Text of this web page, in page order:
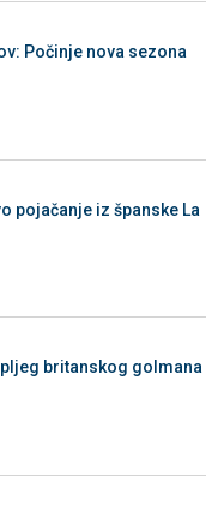
Počinje nova sezona
pojačanje iz španske La
britanskog golmana